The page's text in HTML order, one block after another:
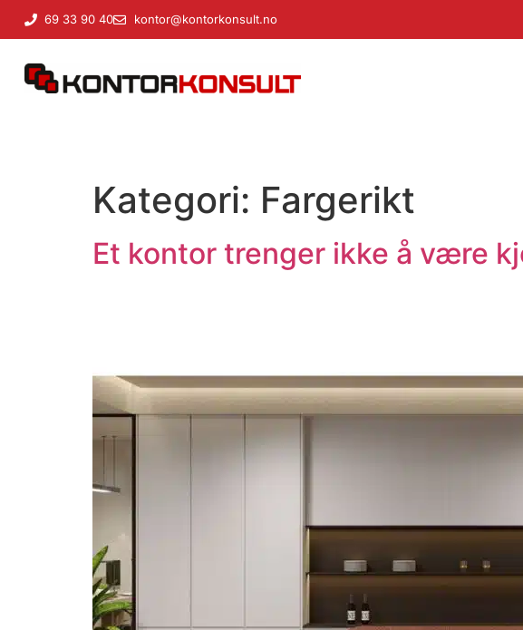
innholdet
69 33 90 40 kontor@kontorkonsult.no
Kategori: Fargerikt
Et kontor trenger ikke å være